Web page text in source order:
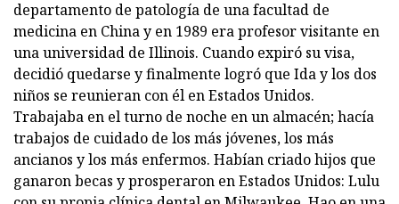
departamento de patología de una facultad de
medicina en China y en 1989 era profesor visitante en
una universidad de Illinois. Cuando expiró su visa,
decidió quedarse y finalmente logró que Ida y los dos
niños se reunieran con él en Estados Unidos.
Trabajaba en el turno de noche en un almacén; hacía
trabajos de cuidado de los más jóvenes, los más
ancianos y los más enfermos. Habían criado hijos que
ganaron becas y prosperaron en Estados Unidos: Lulu